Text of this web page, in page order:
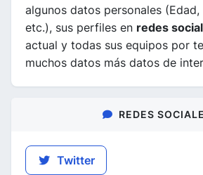
algunos datos personales
etc.), sus perfiles en redes
actual y todas sus equipos por
muchos datos más datos de
REDES
Twitter